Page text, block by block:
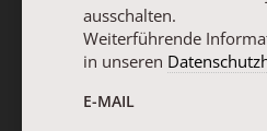
ausschalten.
Weiterführende
in unseren
E-MAIL